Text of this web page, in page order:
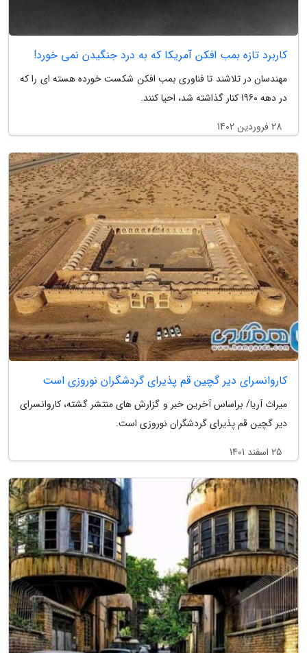
کاربرد تازه بمب افکن آمریکا که به درد جنگیدن نمی خورد!
مهندسان در تلاشند تا فناوری بمب افکن شکست خورده هسته ای را که
در دهه 1960 کنار گذاشته شد، احیا کنند.
28 فروردین 1402
کاروانسرای دیر گچین قم پذیرای گردشگران نوروزی است
میراث آریا/ براساس آخرین خبر و گزارش های منتشر گشته، کاروانسرای
دیر گچین قم پذیرای گردشگران نوروزی است.
25 اسفند 1401